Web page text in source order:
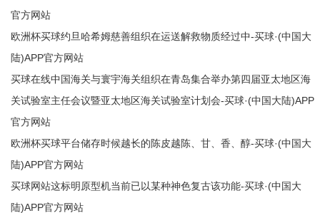
官方网站
欧洲杯买球约旦哈希姆慈善组织在运送解救物质经过中-买球·(中国大
陆)APP官方网站
买球在线中国海关与寰宇海关组织在青岛集合举办第四届亚太地区海
关试验室主任会议暨亚太地区海关试验室计划会-买球·(中国大陆)APP
官方网站
欧洲杯买球平台储存时候越长的陈皮越陈、甘、香、醇-买球·(中国大
陆)APP官方网站
买球网站这标明原型机当前已以某种神色复古该功能-买球·(中国大
陆)APP官方网站